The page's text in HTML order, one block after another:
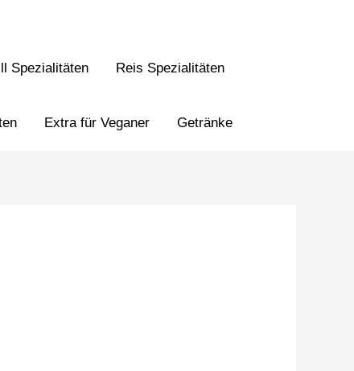
Spezialitäten Reis Spezialitäten
Extra für Veganer Getränke